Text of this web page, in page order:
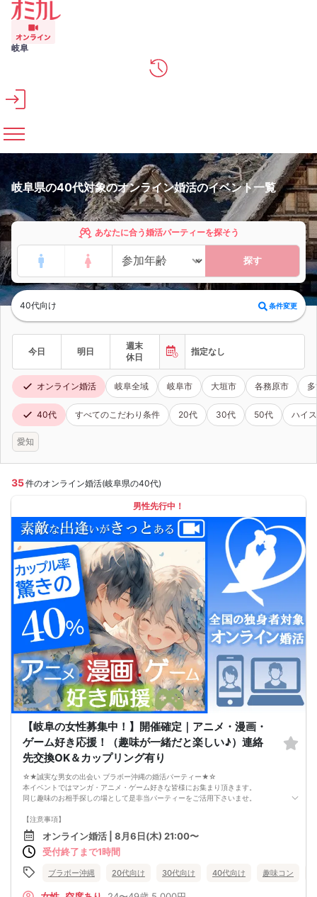
メインコンテンツへスキップ
岐阜
岐阜県の40代対象のオンライン婚活のイベント一覧
あなたに合う婚活パーティーを探そう
探す
40代向け 条件変更
今日 明日
週末
休日
指定なし
オンライン婚活 岐阜全域 岐阜市 大垣市 各務原市
40代 すべてのこだわり条件 20代 30代 50代 ハイ
愛知
35件のオンライン婚活(岐阜県の40代)
男性先行中！
【岐阜の女性募集中！】開催確定｜アニメ・漫画・
ゲーム好き応援！（趣味が一緒だと楽しい♪）連絡
先交換OK＆カップリング有り
☆★誠実な男女の出会い ブラボー沖縄の婚活パーティー★☆
本イベントではマンガ・アニメ・ゲーム好きな皆様にお集まり頂きます。
同じ趣味のお相手探しの場として是非当パーティーをご活用下さいませ。
【注意事項】
・全国各地に募集しております。お相手の居住地はご自身の居住地と異なる場合
がございます。
・本人様確認書類のご提示をお願いしております。免許証やマイナンバーカード
・確認書類を提示頂けない場合はご参加をお断りする場合も御座いますので予め
・終了時刻は目安となります。正確な終了時刻はイベント開始時にスタッフより
オンライン婚活 | 8月6日(木) 21:00〜
受付終了まで1時間
ブラボー沖縄 20代向け 30代向け 40代向け 趣味コン